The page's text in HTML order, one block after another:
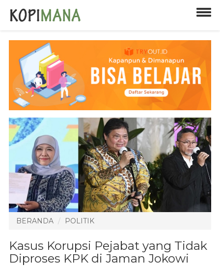
BERANDA POLITIK
Kasus Korupsi Pejabat yang Tidak
Diproses KPK di Jaman Jokowi